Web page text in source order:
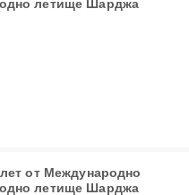
летище Шарджа
от Международно
летище Шарджа